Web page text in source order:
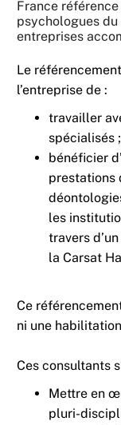
France
psychologues
entreprises
Le
l’entreprise de :
travailler
spécialisés ;
bénéficier
prestations
les
travers
la Carsat
Ce
ni une
Ces consultants
Mettre en
pluri-